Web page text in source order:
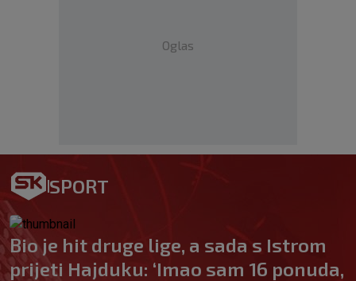
Oglas
SPORT
Bio je hit druge lige, a sada s Istrom
prijeti Hajduku: ‘Imao sam 16 ponuda,